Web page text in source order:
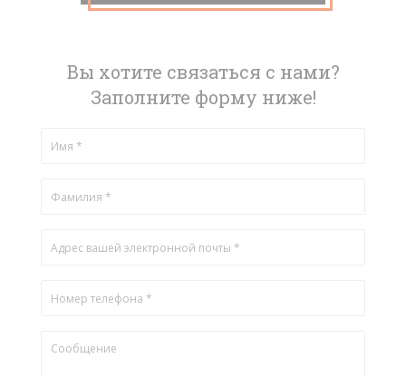
Вы хотите связаться с нами?
Заполните форму ниже!